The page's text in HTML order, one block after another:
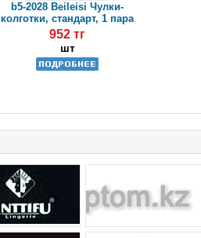
b5-2028 Beileisi Чулки-
колготки, стандарт, 1 пара
952 тг
шт